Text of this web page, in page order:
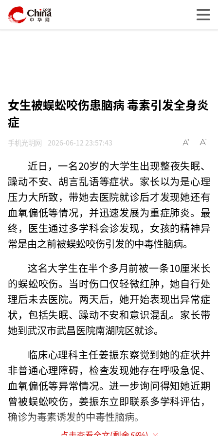
女生被蜈蚣咬伤患脑病 毒素引发全身炎
症
手机光明网 2026-06-12 23:57:43
近日，一名20岁的大学生出现整夜失眠、
躁动不安、胡言乱语等症状。家长以为是心理
压力大所致，带她去医院就诊后才发现她还有
血氧偏低等情况，并迅速发展为重症肺炎。最
终，医生通过多学科会诊发现，女孩的精神异
常是由之前被蜈蚣咬伤引发的中毒性脑病。
这名大学生在半个多月前被一条10厘米长
的蜈蚣咬伤。当时伤口仅轻微红肿，她自行处
理后未去医院。两天后，她开始表现出异常症
状，包括失眠、躁动不安和意识混乱。家长带
她到武汉市武昌医院南湖院区就诊。
临床心理科主任姜振东察觉到她的症状并
非普通心理障碍，检查发现她存在呼吸急促、
血氧偏低等异常情况。进一步询问得知她近期
曾被蜈蚣咬伤，姜振东立即联系多学科评估，
确诊为毒素诱发的中毒性脑病。